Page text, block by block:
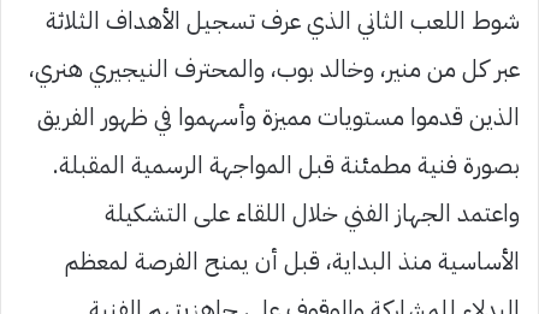
شوط اللعب الثاني الذي عرف تسجيل الأهداف الثلاثة
عبر كل من منير، وخالد بوب، والمحترف النيجيري هنري،
الذين قدموا مستويات مميزة وأسهموا في ظهور الفريق
بصورة فنية مطمئنة قبل المواجهة الرسمية المقبلة.
واعتمد الجهاز الفني خلال اللقاء على التشكيلة
الأساسية منذ البداية، قبل أن يمنح الفرصة لمعظم